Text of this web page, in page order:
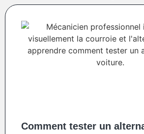
Comment tester un